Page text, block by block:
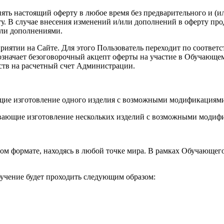
настоящий оферту в любое время без предварительного и
В случае внесения изменений и/или дополнений в оферту
дополнениями.
на Сайте. Для этого Пользователь переходит по
безоговорочный акцепт оферты на участие в
на расчетный счет Администрации.
изготовление одного изделия с возможными
изготовление нескольких изделий с возможными
формате, находясь в любой точке мира. В рамках
будет проходить следующим образом: